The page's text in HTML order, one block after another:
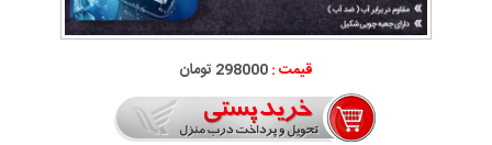
قیمت :298000 تومان